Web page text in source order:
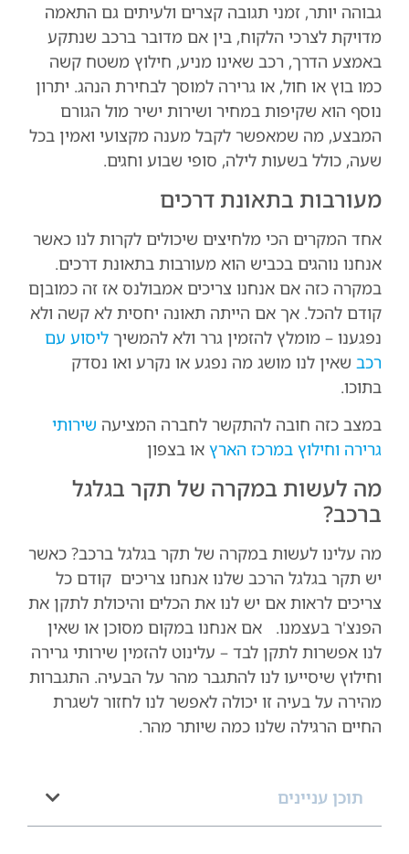
גבוהה יותר, זמני תגובה קצרים ולעיתים גם התאמה
מדויקת לצרכי הלקוח, בין אם מדובר ברכב שנתקע
באמצע הדרך, רכב שאינו מניע, חילוץ משטח קשה
כמו בוץ או חול, או גרירה למוסך לבחירת הנהג. יתרון
נוסף הוא שקיפות במחיר ושירות ישיר מול הגורם
המבצע, מה שמאפשר לקבל מענה מקצועי ואמין בכל
שעה, כולל בשעות לילה, סופי שבוע וחגים.
מעורבות בתאונת דרכים
אחד המקרים הכי מלחיצים שיכולים לקרות לנו כאשר
אנחנו נוהגים בכביש הוא מעורבות בתאונת דרכים.
במקרה כזה אם אנחנו צריכים אמבולנס אז זה כמובןם
קודם להכל. אך אם הייתה תאונה יחסית לא קשה ולא
נפגענו – מומלץ להזמין גרר ולא להמשיך ליסוע עם
רכב שאין לנו מושג מה נפגע או נקרע ואו נסדק
בתוכו.
במצב כזה חובה להתקשר לחברה המציעה שירותי
גרירה וחילוץ במרכז הארץ או בצפון
מה לעשות במקרה של תקר בגלגל
ברכב?
מה עלינו לעשות במקרה של תקר בגלגל ברכב? כאשר
יש תקר בגלגל הרכב שלנו אנחנו צריכים קודם כל
צריכים לראות אם יש לנו את הכלים והיכולת לתקן את
הפנצ'ר בעצמנו. אם אנחנו במקום מסוכן או שאין
לנו אפשרות לתקן לבד – עלינוט להזמין שירותי גרירה
וחילוץ שיסייעו לנו להתגבר מהר על הבעיה. התגברות
מהירה על בעיה זו יכולה לאפשר לנו לחזור לשגרת
החיים הרגילה שלנו כמה שיותר מהר.
תוכן עניינים